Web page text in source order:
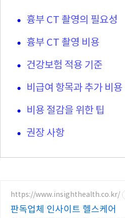
흉부 CT 촬영의 필요성
흉부 CT 촬영 비용
건강보험 적용 기준
비급여 항목과 추가 비용
비용 절감을 위한 팁
권장 사항
https://www.insighthealth.co.kr/
판독업체 인사이트 헬스케어